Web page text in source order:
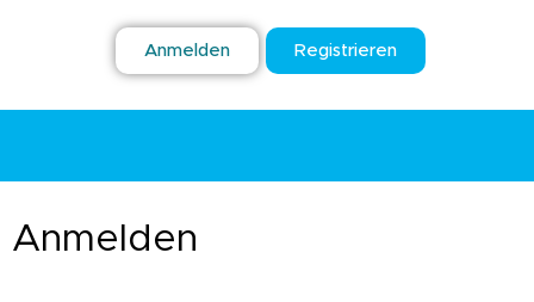
Anmelden Registrieren
Anmelden